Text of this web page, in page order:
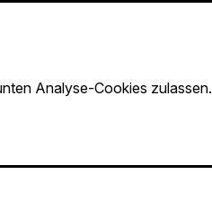
Analyse-Cookies zulassen.